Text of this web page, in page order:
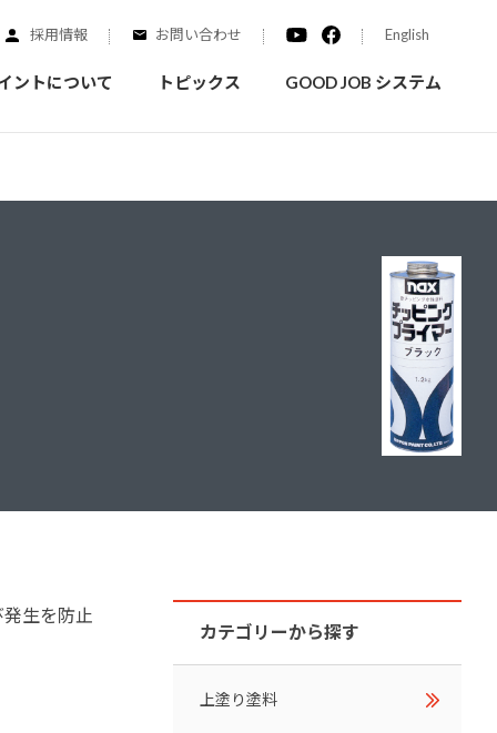
採用情報 お問い合わせ English
ニッペホームプロダクツの
THERMOEYE サーモアイ
ダンジオーラシステム
実際にどんな場所に塗られてるのか見てみましょう
ントについて
ついて
トピックス GOOD JOB システム
生を防止
カテゴリーから探す
上塗り塗料